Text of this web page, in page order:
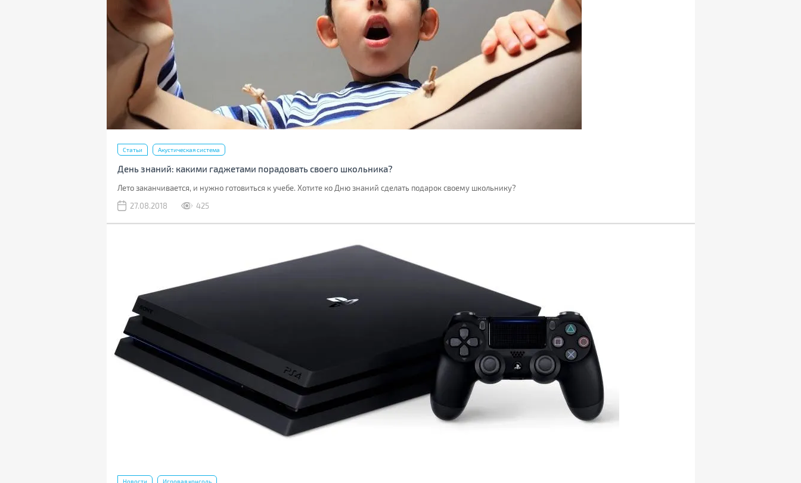
Статьи Акустическая система
День знаний: какими гаджетами порадовать своего школьника?
Лето заканчивается, и нужно готовиться к учебе. Хотите ко Дню знаний сделать подарок своему школьнику?
27.08.2018
425
Новости Игровая консоль